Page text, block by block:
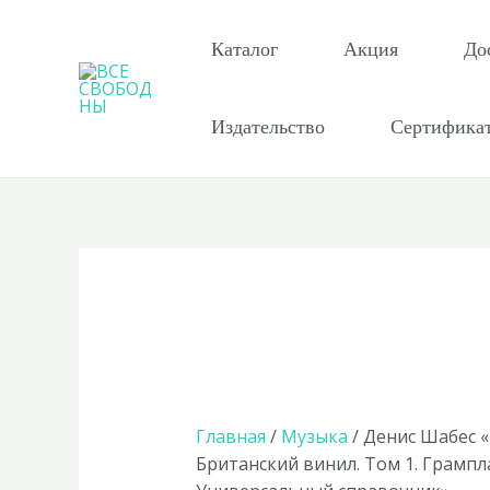
содержимому
Каталог Акция
Издательство
Главная / Музыка / Денис Шабес
Британский винил. Том 1.